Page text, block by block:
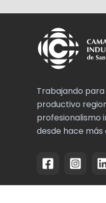
Trabajando
productivo
profesionalismo
desde hace más